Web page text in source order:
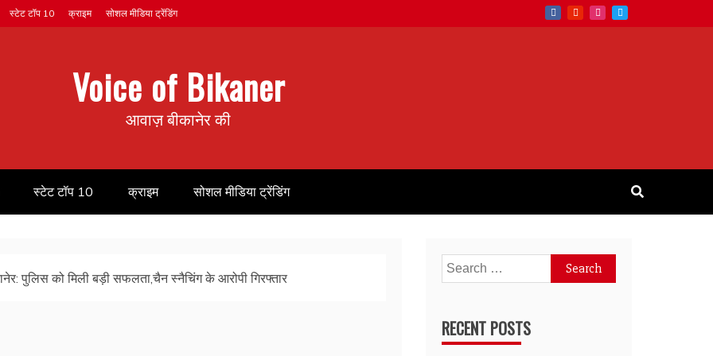
स्टेट टॉप 10 क्राइम सोशल मीडिया ट्रेंडिंग
Voice of Bikaner
आवाज़ बीकानेर की
स्टेट टॉप 10 क्राइम सोशल मीडिया ट्रेंडिंग
पुलिस को मिली बड़ी सफलता,चैन स्नैचिंग के आरोपी गिरफ्तार
Search
for:
RECENT POSTS